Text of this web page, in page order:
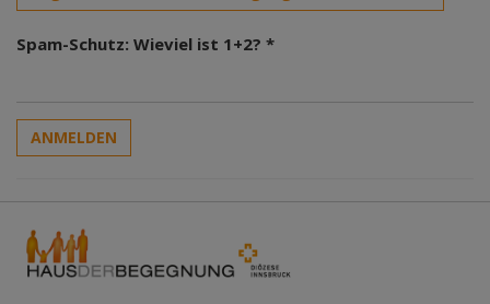
Spam-Schutz: Wieviel ist 1+2? *
ANMELDEN